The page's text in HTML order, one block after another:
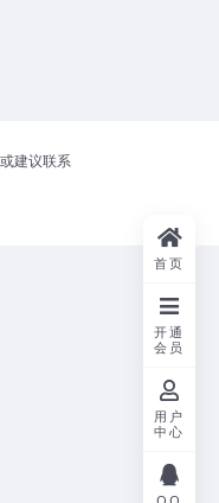
建议联系
首页
开通
会员
用户
中心